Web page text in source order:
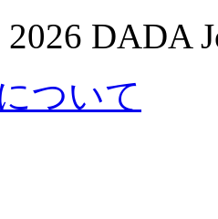
DADA
ついて